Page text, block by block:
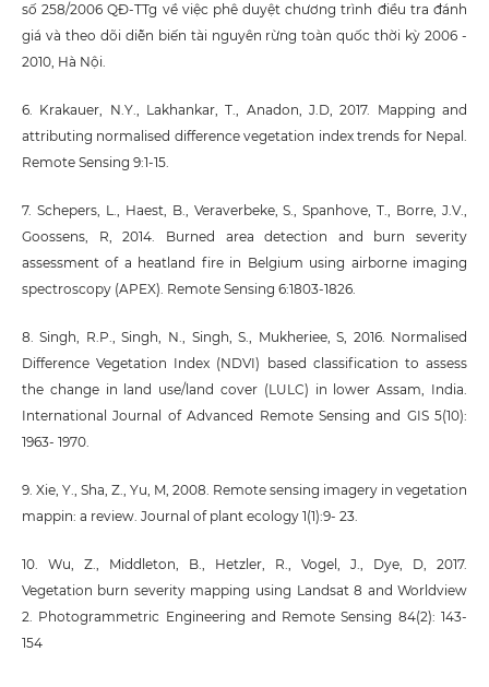
số 258/2006 QĐ-TTg về việc phê duyệt chương trình điều tra đánh
giá và theo dõi diễn biến tài nguyên rừng toàn quốc thời kỳ 2006 -
2010, Hà Nội.
6. Krakauer, N.Y., Lakhankar, T., Anadon, J.D, 2017. Mapping and
attributing normalised difference vegetation index trends for Nepal.
Remote Sensing 9:1-15.
7. Schepers, L., Haest, B., Veraverbeke, S., Spanhove, T., Borre, J.V.,
Goossens, R, 2014. Burned area detection and burn severity
assessment of a heatland fire in Belgium using airborne imaging
spectroscopy (APEX). Remote Sensing 6:1803-1826.
8. Singh, R.P., Singh, N., Singh, S., Mukheriee, S, 2016. Normalised
Difference Vegetation Index (NDVI) based classification to assess
the change in land use/land cover (LULC) in lower Assam, India.
International Journal of Advanced Remote Sensing and GIS 5(10):
1963- 1970.
9. Xie, Y., Sha, Z., Yu, M, 2008. Remote sensing imagery in vegetation
mappin: a review. Journal of plant ecology 1(1):9- 23.
10. Wu, Z., Middleton, B., Hetzler, R., Vogel, J., Dye, D, 2017.
Vegetation burn severity mapping using Landsat 8 and Worldview
2. Photogrammetric Engineering and Remote Sensing 84(2): 143-
154